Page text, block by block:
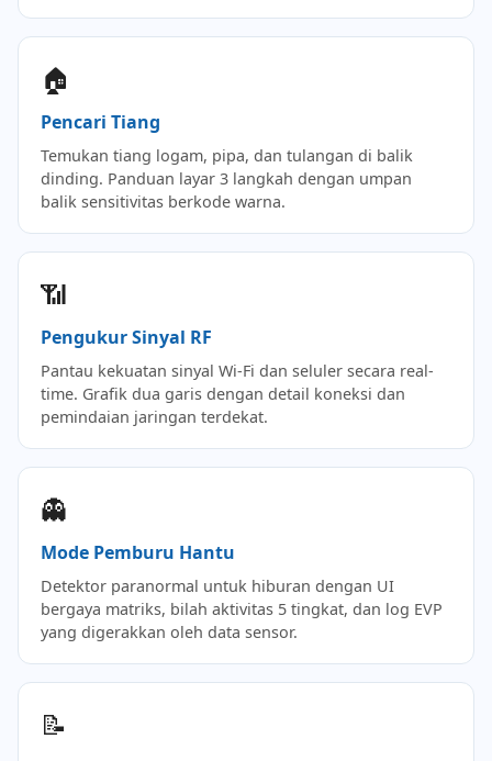
🏠
Pencari Tiang
Temukan tiang logam, pipa, dan tulangan di balik
dinding. Panduan layar 3 langkah dengan umpan
balik sensitivitas berkode warna.
📶
Pengukur Sinyal RF
Pantau kekuatan sinyal Wi-Fi dan seluler secara real-
time. Grafik dua garis dengan detail koneksi dan
pemindaian jaringan terdekat.
👻
Mode Pemburu Hantu
Detektor paranormal untuk hiburan dengan UI
bergaya matriks, bilah aktivitas 5 tingkat, dan log EVP
yang digerakkan oleh data sensor.
📝